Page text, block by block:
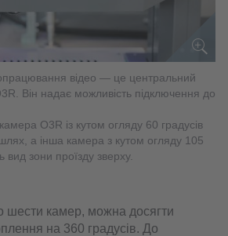
відео — це центральний
Він надає можливість підключення до
O3R із кутом огляду 60 градусів
а інша камера з кутом огляду 105
вид зони проїзду зверху.
шести камер, можна досягти
на 360 градусів. До